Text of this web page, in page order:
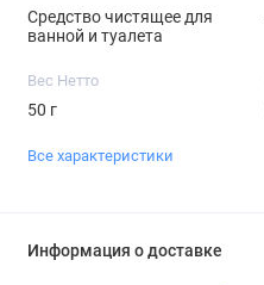
Средство чистящее для
ванной и туалета
Вес Нетто
50 г
Все характеристики
Информация о доставке